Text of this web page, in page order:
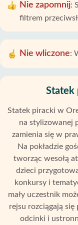
Nie zapomnij:
filtrem
Nie wliczone:
Statek
Statek piracki w
na stylizowanej
zamienia się w
Na pokładzie
tworząc wesołą
dzieci
konkursy i
mały uczestnik
rejsu rozciągają
odcinki i